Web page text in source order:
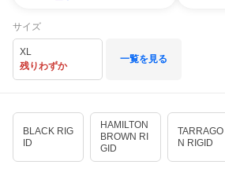
サイズ
XL
残りわずか
一覧を見る
BLACK RIG
ID
HAMILTON
BROWN RI
GID
TARRAGO
N RIGID